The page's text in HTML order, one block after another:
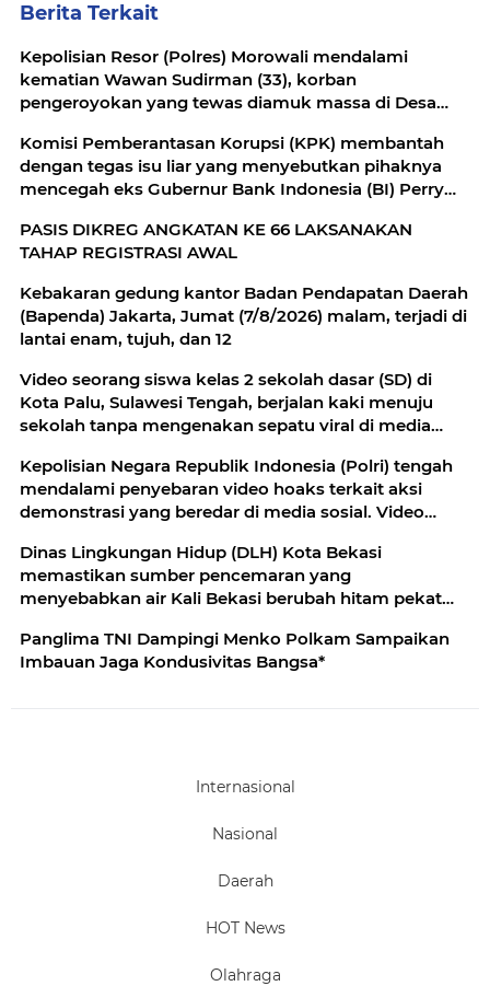
Berita Terkait
Kepolisian Resor (Polres) Morowali mendalami
kematian Wawan Sudirman (33), korban
pengeroyokan yang tewas diamuk massa di Desa
Komisi Pemberantasan Korupsi (KPK) membantah
dengan tegas isu liar yang menyebutkan pihaknya
mencegah eks Gubernur Bank Indonesia (BI) Perry
dana CSR BI-OJK yang tengah diusut KPK. Perry
Warjiyo
PASIS DIKREG ANGKATAN KE 66 LAKSANAKAN
TAHAP REGISTRASI AWAL
Kebakaran gedung kantor Badan Pendapatan Daerah
(Bapenda) Jakarta, Jumat (7/8/2026) malam, terjadi di
lantai enam, tujuh, dan 12
Video seorang siswa kelas 2 sekolah dasar (SD) di
Kota Palu, Sulawesi Tengah, berjalan kaki menuju
sekolah tanpa mengenakan sepatu viral di media
Kepolisian Negara Republik Indonesia (Polri) tengah
mendalami penyebaran video hoaks terkait aksi
demonstrasi yang beredar di media sosial. Video
lama yang kembali diunggah
Dinas Lingkungan Hidup (DLH) Kota Bekasi
memastikan sumber pencemaran yang
menyebabkan air Kali Bekasi berubah hitam pekat
Panglima TNI Dampingi Menko Polkam Sampaikan
Imbauan Jaga Kondusivitas Bangsa*
Internasional
Nasional
Daerah
HOT News
Olahraga